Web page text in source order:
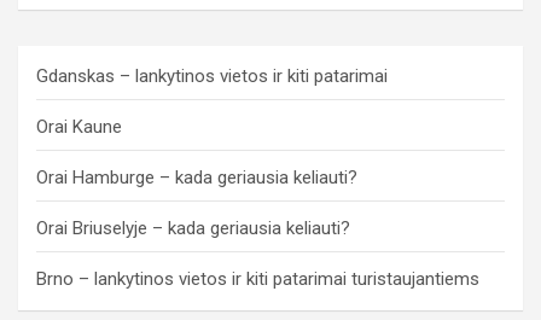
Gdanskas – lankytinos vietos ir kiti patarimai
Orai Kaune
Orai Hamburge – kada geriausia keliauti?
Orai Briuselyje – kada geriausia keliauti?
Brno – lankytinos vietos ir kiti patarimai turistaujantiems